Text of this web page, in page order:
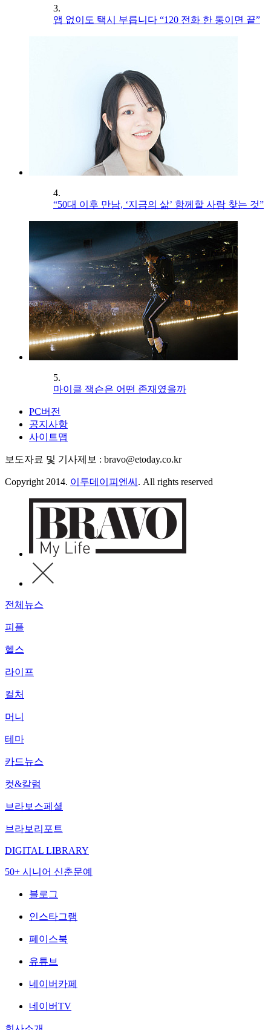
3.
앱 없이도 택시 부릅니다 “120 전화 한 통이면 끝”
4.
“50대 이후 만남, ‘지금의 삶’ 함께할 사람 찾는 것”
5.
마이클 잭슨은 어떤 존재였을까
PC버전
공지사항
사이트맵
보도자료 및 기사제보 : bravo@etoday.co.kr
Copyright 2014. 이투데이피엔씨 . All rights reserved
전체뉴스
피플
헬스
라이프
컬처
머니
테마
카드뉴스
컷&칼럼
브라보스페셜
브라보리포트
DIGITAL LIBRARY
50+ 시니어 신춘문예
블로그
인스타그램
페이스북
유튜브
네이버카페
네이버TV